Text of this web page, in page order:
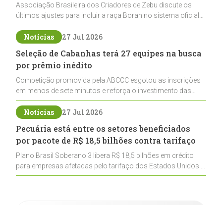
Associação Brasileira dos Criadores de Zebu discute os
últimos ajustes para incluir a raça Boran no sistema oficial
de registros, abrindo caminho para sua expansão na
pecuária nacional
Notícias 27 Jul 2026
Seleção de Cabanhas terá 27 equipes na busca
por prêmio inédito
Competição promovida pela ABCCC esgotou as inscrições
em menos de sete minutos e reforça o investimento das
cabanhas na seleção genética de Cavalos Crioulos voltados
ao laço
Notícias 27 Jul 2026
Pecuária está entre os setores beneficiados
por pacote de R$ 18,5 bilhões contra tarifaço
Plano Brasil Soberano 3 libera R$ 18,5 bilhões em crédito
para empresas afetadas pelo tarifaço dos Estados Unidos e
inclui a pecuária entre os setores estratégicos